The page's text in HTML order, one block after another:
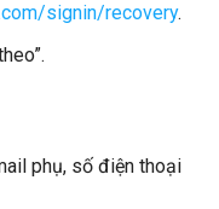
signin/recovery.
phụ, số điện thoại